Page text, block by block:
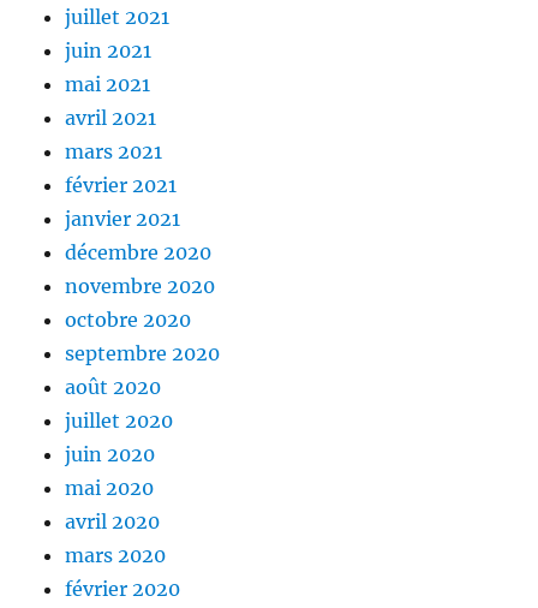
juillet 2021
juin 2021
mai 2021
avril 2021
mars 2021
février 2021
janvier 2021
décembre 2020
novembre 2020
octobre 2020
septembre 2020
août 2020
juillet 2020
juin 2020
mai 2020
avril 2020
mars 2020
février 2020